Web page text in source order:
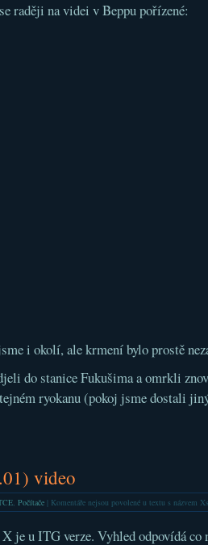
raději na videi v Beppu pořízené:
i okolí, ale krmení bylo prostě
do stanice Fukušima a omrkli
ryokanu (pokoj jsme dostali
video
, Počítače| Komentáře nejsou povolenéu textu s názvem
je u ITG verze. Vyhled odpovídá co